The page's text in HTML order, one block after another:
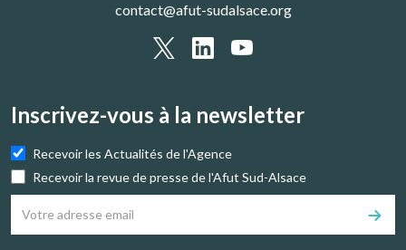
contact@afut-sudalsace.org
Inscrivez-vous à la newsletter
Recevoir les Actualités de l'Agence
Recevoir la revue de presse de l'Afut Sud-Alsace